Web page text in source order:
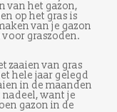
van het gazon,
op het gras is
van je gazon
voor graszoden.
zaaien van gras
hele jaar gelegd
in de maanden
want je
gazon in de